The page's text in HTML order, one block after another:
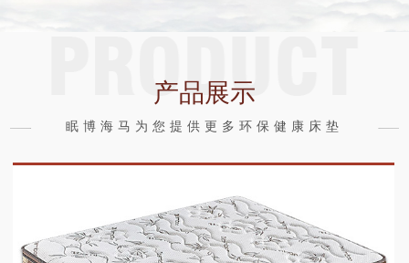
产品展示
眠博海马为您提供更多环保健康床垫